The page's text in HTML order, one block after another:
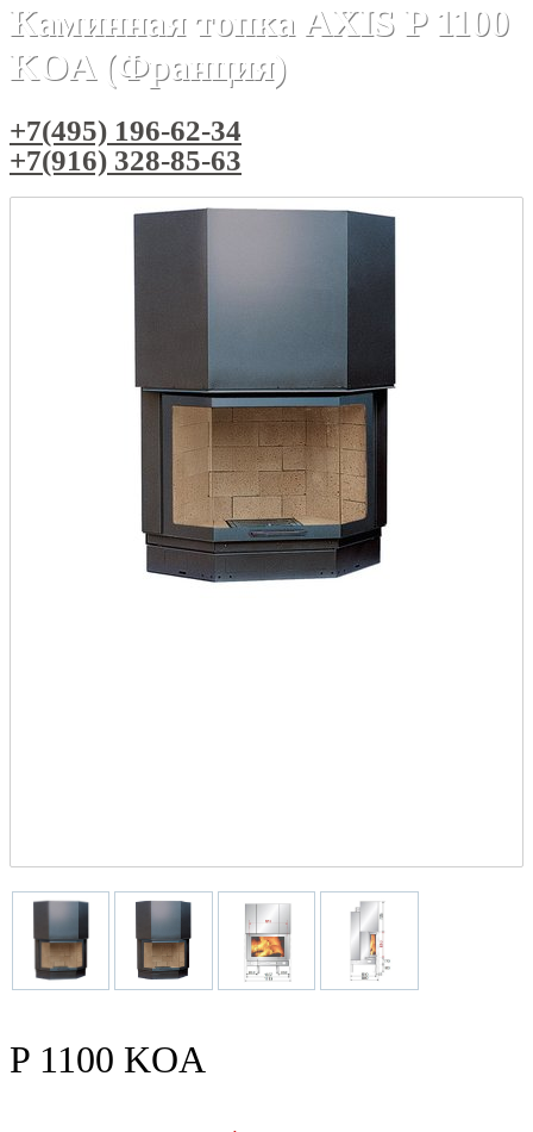
Каминная топка AXIS P 1100
KOA (Франция)
+7(495) 196-62-34
+7(916) 328-85-63
P 1100 KOA